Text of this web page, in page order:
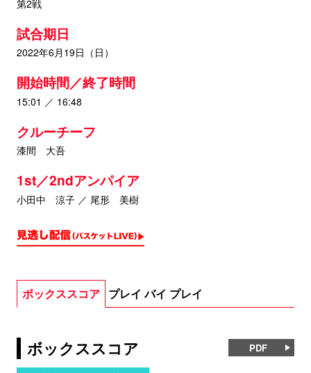
第2戦
試合期日
2022年6月19日（日）
開始時間／終了時間
15:01 ／ 16:48
クルーチーフ
漆間 大吾
1st／2ndアンパイア
小田中 涼子 ／ 尾形 美樹
ボックススコア プレイ バイ プレイ
ボックススコア PDF